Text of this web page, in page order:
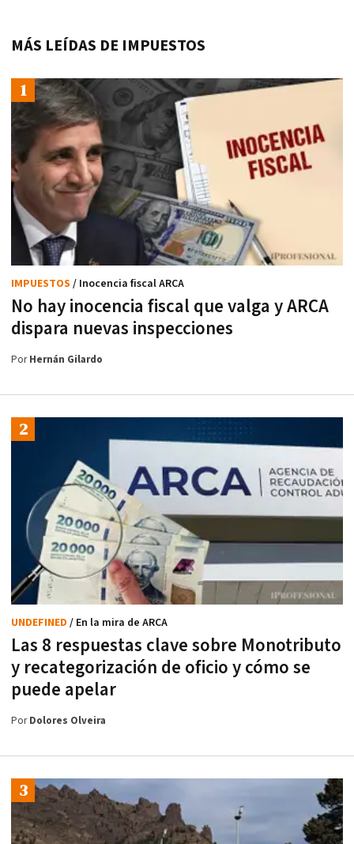
MÁS LEÍDAS DE IMPUESTOS
No hay inocencia fiscal que valga y ARCA
dispara nuevas inspecciones
IMPUESTOS / Inocencia fiscal ARCA
PorHernán Gilardo
Las 8 respuestas clave sobre Monotributo
y recategorización de oficio y cómo se
puede apelar
UNDEFINED / En la mira de ARCA
PorDolores Olveira